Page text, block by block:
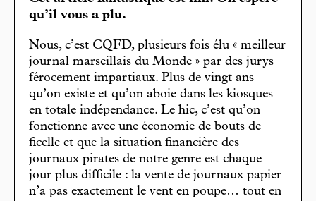
qu’il vous a plu.
Nous, c’est CQFD, plusieurs fois élu « meilleur
journal marseillais du Monde » par des jurys
férocement impartiaux. Plus de vingt ans
qu’on existe et qu’on aboie dans les kiosques
en totale indépendance. Le hic, c’est qu’on
fonctionne avec une économie de bouts de
ficelle et que la situation financière des
journaux pirates de notre genre est chaque
jour plus difficile : la vente de journaux papier
n’a pas exactement le vent en poupe… tout en